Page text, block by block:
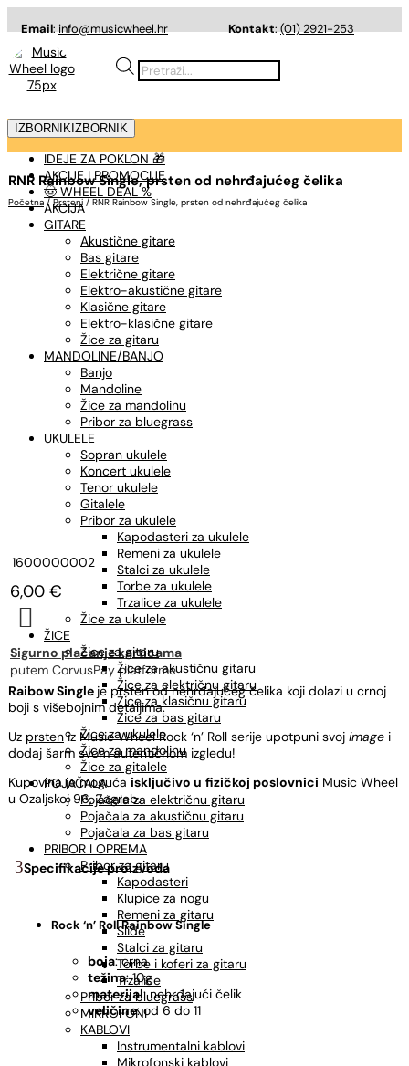
Email:info@musicwheel.hr Kontakt:(01) 2921-253
Products
search
IZBORNIK IZBORNIK
IDEJE ZA POKLON 🎁
AKCIJE I PROMOCIJE
🤠 WHEEL DEAL %
AKCIJA
GITARE
Akustične gitare
Bas gitare
Električne gitare
Elektro-akustične gitare
Klasične gitare
Elektro-klasične gitare
Žice za gitaru
MANDOLINE/BANJO
Banjo
Mandoline
Žice za mandolinu
Pribor za bluegrass
UKULELE
Sopran ukulele
Koncert ukulele
Tenor ukulele
Gitalele
Pribor za ukulele
Kapodasteri za ukulele
Remeni za ukulele
Stalci za ukulele
Torbe za ukulele
Trzalice za ukulele
Žice za ukulele
ŽICE
Žice za gitaru
Žice za akustičnu gitaru
Žice za električnu gitaru
Žice za klasičnu gitaru
Žice za bas gitaru
Žice za ukulele
Žice za mandolinu
Žice za gitalele
POJAČALA
Pojačala za električnu gitaru
Pojačala za akustičnu gitaru
Pojačala za bas gitaru
PRIBOR I OPREMA
Pribor za gitaru
Kapodasteri
Klupice za nogu
Remeni za gitaru
Slide
Stalci za gitaru
Torbe i koferi za gitaru
Trzalice
Pribor za bluegrass
MIKROFONI
KABLOVI
Instrumentalni kablovi
Mikrofonski kablovi
RNR Rainbow Single, prsten od nehrđajućeg čelika
Početna / Prsteni / RNR Rainbow Single, prsten od nehrđajućeg čelika
1600000002
6,00 €

Sigurno plaćanje karticama
putem CorvusPay platforme
Raibow Single je prsten od nehrđajućeg čelika koji dolazi u crnoj
boji s višebojnim detaljima.
Uz prsteniz Music Wheel Rock ‘n’ Roll serije upotpuni svoj image i
dodaj šarm svom autentičnom izgledu!
Kupovina je moguća isključivo u fizičkoj poslovnici Music Wheel
u Ozaljskoj 96, Zagreb.
Specifikacije proizvoda
Rock ‘n’ RollRainbow Single
boja: crna
težina: 10g
materijal: nehrđajući čelik
veličine: od 6 do 11